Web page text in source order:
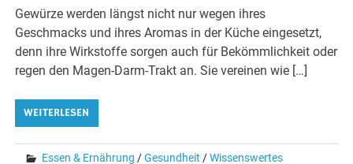
Gewürze werden längst nicht nur wegen ihres
Geschmacks und ihres Aromas in der Küche eingesetzt,
denn ihre Wirkstoffe sorgen auch für Bekömmlichkeit oder
regen den Magen-Darm-Trakt an. Sie vereinen wie […]
WEITERLESEN
Essen & Ernährung /Gesundheit /Wissenswertes